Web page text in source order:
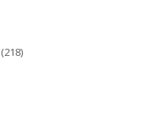
(218)